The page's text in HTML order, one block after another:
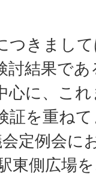
つきまし
討結果で
心に、こ
証を重ね
定例会に
東側広場